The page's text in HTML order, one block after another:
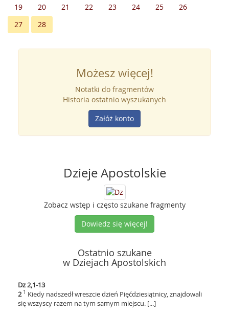
19
20 21 22 23 24 25
26
27
28
Możesz więcej!
Notatki do fragmentów
Historia ostatnio wyszukanych
Załóż konto
Dzieje Apostolskie
Zobacz wstęp i często szukane fragmenty
Dowiedz się więcej!
Ostatnio szukane
w Dziejach Apostolskich
Dz 2,1-13
2 1 Kiedy nadszedł wreszcie dzień Pięćdziesiątnicy, znajdowali
się wszyscy razem na tym samym miejscu. [...]